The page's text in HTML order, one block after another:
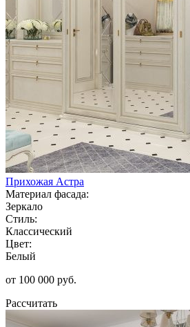
Прихожая Астра
Материал фасада:
Зеркало
Стиль:
Классический
Цвет:
Белый
от 100 000 руб.
Рассчитать